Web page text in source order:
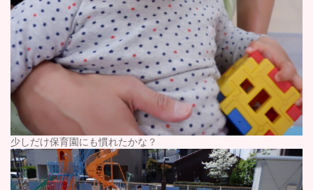
少しだけ保育園にも慣れたかな？